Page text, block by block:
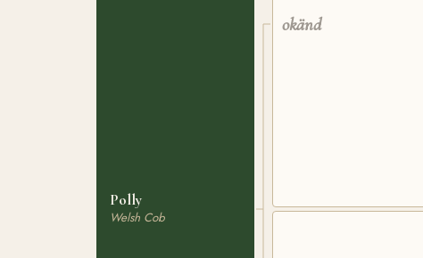
Polly
Welsh Cob
okänd